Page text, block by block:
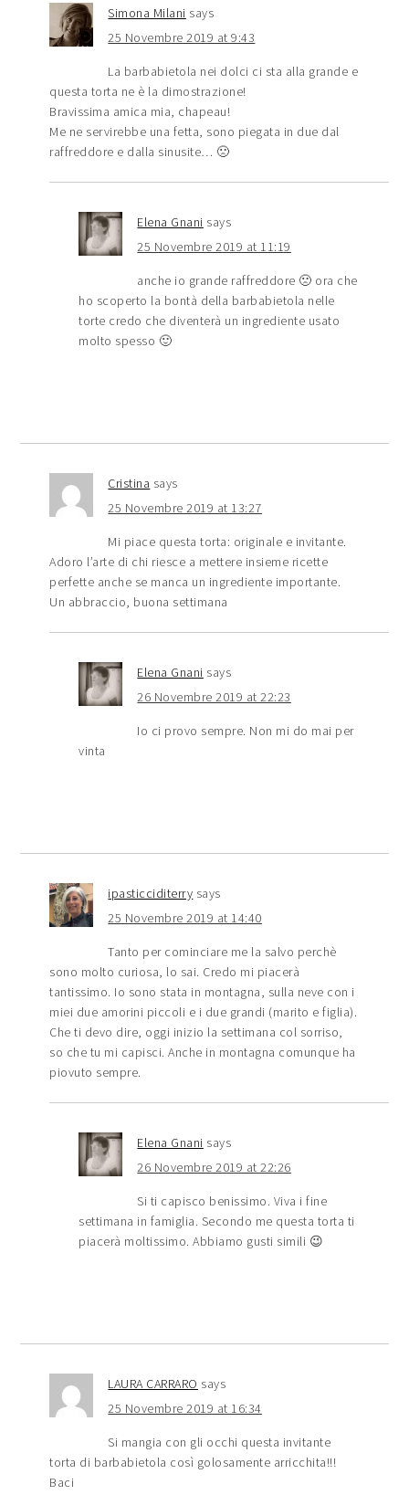
Simona Milani says
25 Novembre 2019 at 9:43
La barbabietola nei dolci ci sta alla grande e
questa torta ne è la dimostrazione!
Bravissima amica mia, chapeau!
Me ne servirebbe una fetta, sono piegata in due dal
raffreddore e dalla sinusite… 🙁
Elena Gnani says
25 Novembre 2019 at 11:19
anche io grande raffreddore 🙁 ora che
ho scoperto la bontà della barbabietola nelle
torte credo che diventerà un ingrediente usato
molto spesso 🙂
Cristina says
25 Novembre 2019 at 13:27
Mi piace questa torta: originale e invitante.
Adoro l’arte di chi riesce a mettere insieme ricette
perfette anche se manca un ingrediente importante.
Un abbraccio, buona settimana
Elena Gnani says
26 Novembre 2019 at 22:23
Io ci provo sempre. Non mi do mai per
vinta
ipasticciditerry says
25 Novembre 2019 at 14:40
Tanto per cominciare me la salvo perchè
sono molto curiosa, lo sai. Credo mi piacerà
tantissimo. Io sono stata in montagna, sulla neve con i
miei due amorini piccoli e i due grandi (marito e figlia).
Che ti devo dire, oggi inizio la settimana col sorriso,
so che tu mi capisci. Anche in montagna comunque ha
piovuto sempre.
Elena Gnani says
26 Novembre 2019 at 22:26
Si ti capisco benissimo. Viva i fine
settimana in famiglia. Secondo me questa torta ti
piacerà moltissimo. Abbiamo gusti simili 😉
LAURA CARRARO says
25 Novembre 2019 at 16:34
Si mangia con gli occhi questa invitante
torta di barbabietola così golosamente arricchita!!!
Baci